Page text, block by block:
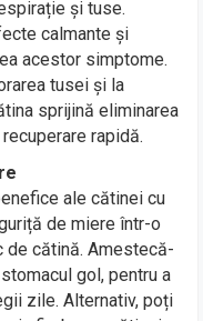
și tuse.
calmante și
acestor simptome.
tusei și la
sprijină eliminarea
rapidă.
ale cătinei cu
de miere într-o
de cătină. Amestecă-
gol, pentru a
zile. Alternativ, poți